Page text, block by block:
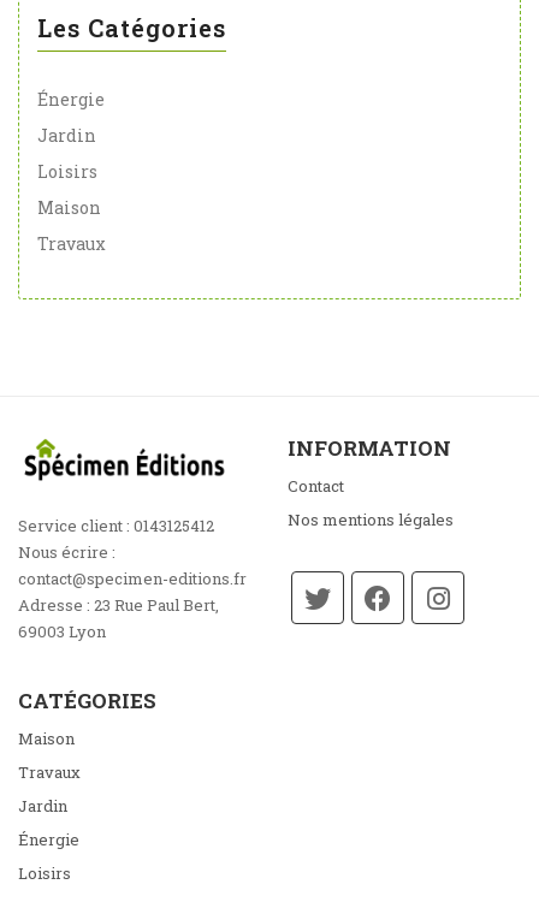
Les Catégories
Énergie
Jardin
Loisirs
Maison
Travaux
Service client : 0143125412
Nous écrire :
contact@specimen-editions.fr
Adresse : 23 Rue Paul Bert,
69003 Lyon
INFORMATION
Contact
Nos mentions légales
CATÉGORIES
Maison
Travaux
Jardin
Énergie
Loisirs